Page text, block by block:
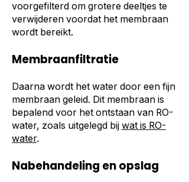
voorgefilterd om grotere deeltjes te
verwijderen voordat het membraan
wordt bereikt.
Membraanfiltratie
Daarna wordt het water door een fijn
membraan geleid. Dit membraan is
bepalend voor het ontstaan van RO-
water, zoals uitgelegd bij wat is RO-
water.
Nabehandeling en opslag